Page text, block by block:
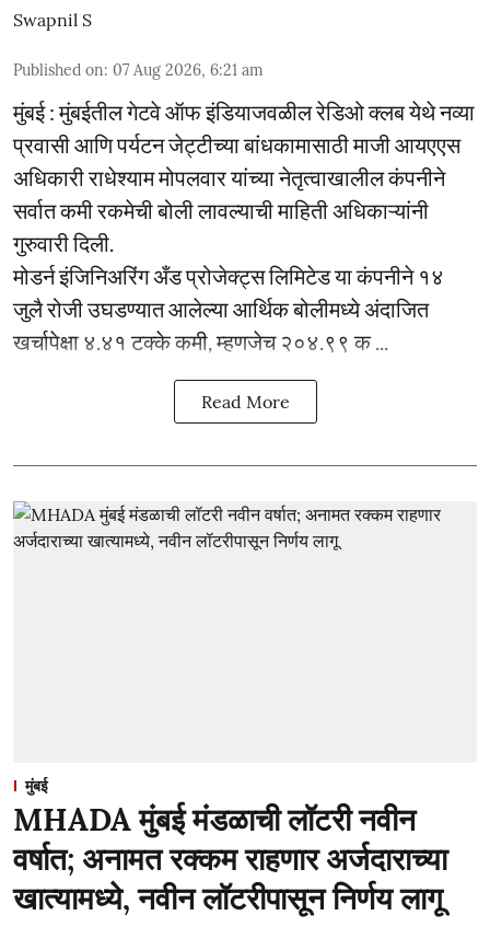
Swapnil S
Published on: 07 Aug 2026, 6:21 am
मुंबई : मुंबईतील गेटवे ऑफ इंडियाजवळील रेडिओ क्लब येथे नव्या
प्रवासी आणि पर्यटन जेट्टीच्या बांधकामासाठी माजी आयएएस
अधिकारी राधेश्याम मोपलवार यांच्या नेतृत्वाखालील कंपनीने
सर्वात कमी रकमेची बोली लावल्याची माहिती अधिकाऱ्यांनी
गुरुवारी दिली.
मोडर्न इंजिनिअरिंग अँड प्रोजेक्ट्स लिमिटेड या कंपनीने १४
जुलै रोजी उघडण्यात आलेल्या आर्थिक बोलीमध्ये अंदाजित
खर्चापेक्षा ४.४१ टक्के कमी, म्हणजेच २०४.९९ क ...
Read More
मुंबई
MHADA मुंबई मंडळाची लॉटरी नवीन
वर्षात; अनामत रक्कम राहणार अर्जदाराच्या
खात्यामध्ये, नवीन लॉटरीपासून निर्णय लागू